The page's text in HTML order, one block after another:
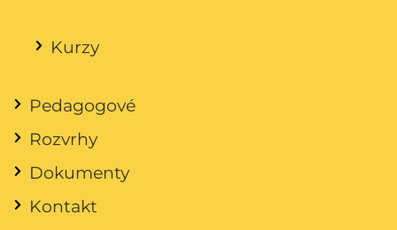
Kurzy
Pedagogové
Rozvrhy
Dokumenty
Kontakt